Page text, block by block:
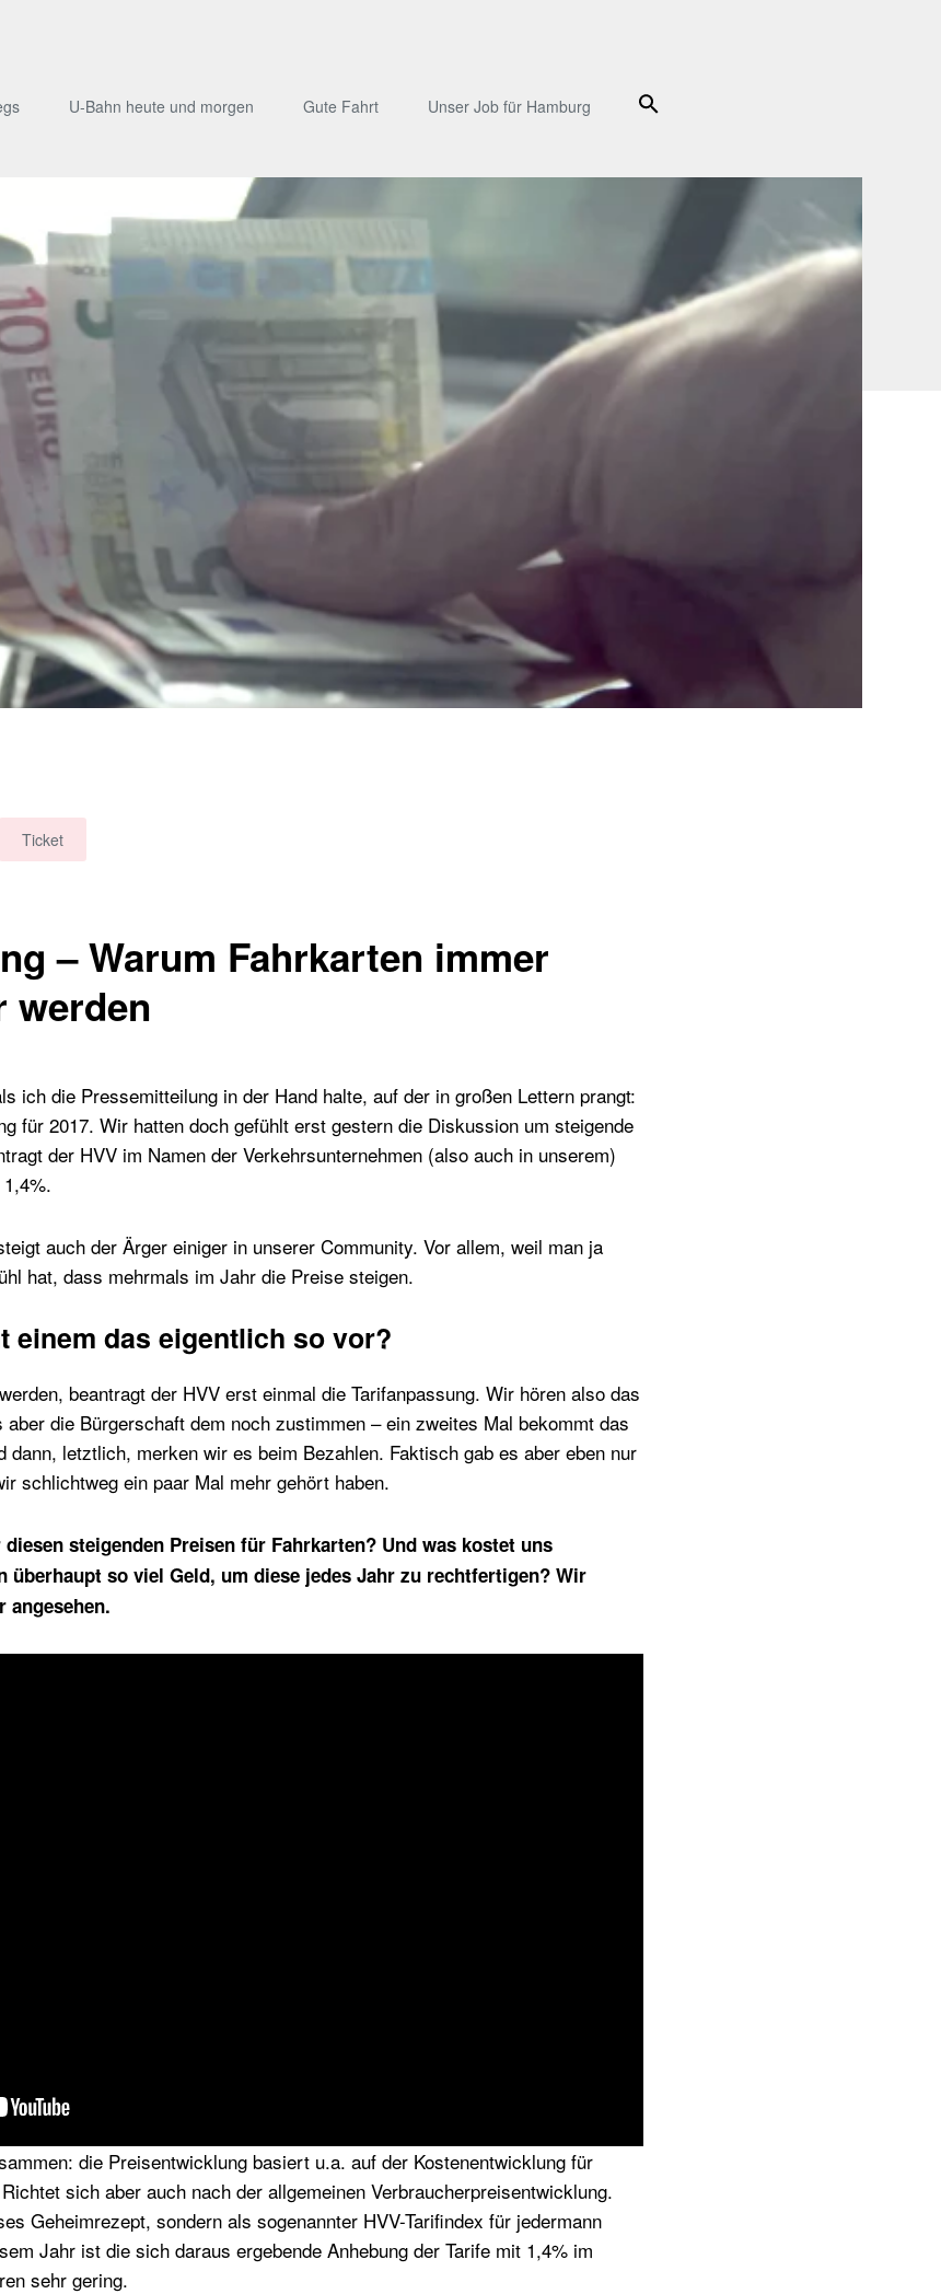
U-Bahn heute und morgen Gute Fahrt Unser Job für Hamburg Suche
Ticket
– Warum Fahrkarten immer
werden
ich die Pressemitteilung in der Hand halte, auf der in großen Lettern prangt:
für 2017. Wir hatten doch gefühlt erst gestern die Diskussion um steigende
der HVV im Namen der Verkehrsunternehmen (also auch in unserem)
auch der Ärger einiger in unserer Community. Vor allem, weil man ja
hat, dass mehrmals im Jahr die Preise steigen.
einem das eigentlich so vor?
beantragt der HVV erst einmal die Tarifanpassung. Wir hören also das
die Bürgerschaft dem noch zustimmen – ein zweites Mal bekommt das
dann, letztlich, merken wir es beim Bezahlen. Faktisch gab es aber eben nur
schlichtweg ein paar Mal mehr gehört haben.
steigenden Preisen für Fahrkarten? Und was kostet uns
überhaupt so viel Geld, um diese jedes Jahr zu rechtfertigen? Wir
angesehen.
die Preisentwicklung basiert u.a. auf der Kostenentwicklung für
sich aber auch nach der allgemeinen Verbraucherpreisentwicklung.
Geheimrezept, sondern als sogenannter HVV-Tarifindex für jedermann
Jahr ist die sich daraus ergebende Anhebung der Tarife mit 1,4% im
sehr gering.